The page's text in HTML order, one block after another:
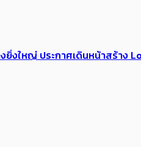
งใหญ่ ประกาศเดินหน้าสร้าง